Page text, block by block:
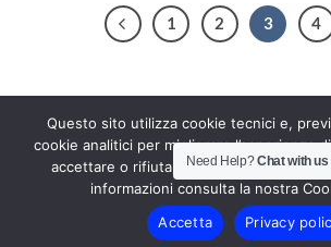
1 2 3 4
Via Diego Taiani, 25, 84019 Vietri sul Mare
1346 | info@vietri360.it |Privacy Policy|
Copyright 2026 ©B&B Vietri 360Realized
Solution
Need Help?Chat with us
Questo sito utilizza cookie tecnici e,
cookie analitici per migliorare l’esperienza
accettare o rifiutare i cookie non
informazioni consulta la nostra
Accetta
Privacy